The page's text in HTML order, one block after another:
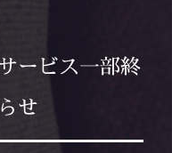
ービス一部終
せ